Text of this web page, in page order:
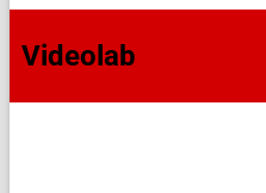
Videolab